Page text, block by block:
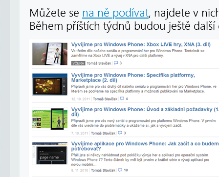
Můžete se na ně podívat, najdete v
Během příštích týdnů budou ještě